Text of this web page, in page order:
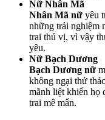
Nữ Nhân Mã
Nhân Mã nữ yêu
những trải nghiệm
trai thú vị, vì vậy
yêu.
Nữ Bạch Dương
Bạch Dương nữ
không ngại thử
mãnh liệt khiến họ
trai mê mẩn.